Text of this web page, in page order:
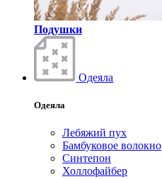
Подушки
Одеяла
Одеяла
Лебяжий пух
Бамбуковое волокно
Синтепон
Холлофайбер